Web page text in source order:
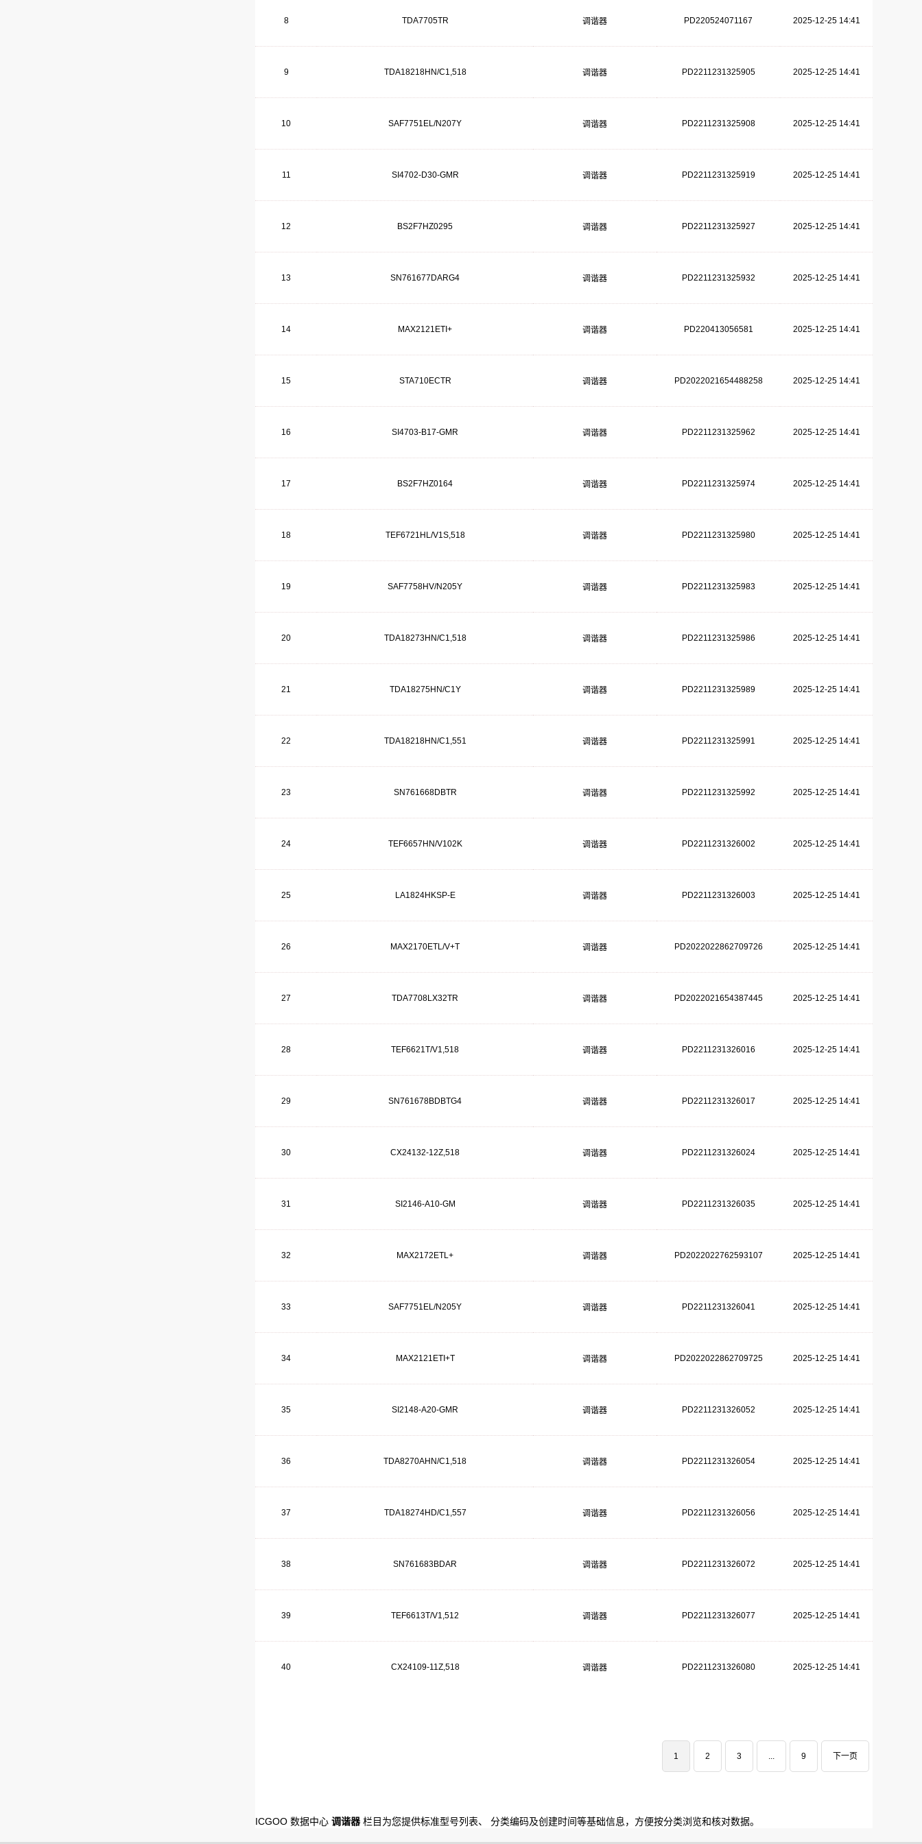
8 TDA7705TR 调谐器 PD220524071167 2025-12-25 14:41
9 TDA18218HN/C1,518 调谐器 PD2211231325905 2025-12-25 14:41
10 SAF7751EL/N207Y 调谐器 PD2211231325908 2025-12-25 14:41
11 SI4702-D30-GMR 调谐器 PD2211231325919 2025-12-25 14:41
12 BS2F7HZ0295 调谐器 PD2211231325927 2025-12-25 14:41
13 SN761677DARG4 调谐器 PD2211231325932 2025-12-25 14:41
14 MAX2121ETI+ 调谐器 PD220413056581 2025-12-25 14:41
15 STA710ECTR 调谐器 PD2022021654488258 2025-12-25 14:41
16 SI4703-B17-GMR 调谐器 PD2211231325962 2025-12-25 14:41
17 BS2F7HZ0164 调谐器 PD2211231325974 2025-12-25 14:41
18 TEF6721HL/V1S,518 调谐器 PD2211231325980 2025-12-25 14:41
19 SAF7758HV/N205Y 调谐器 PD2211231325983 2025-12-25 14:41
20 TDA18273HN/C1,518 调谐器 PD2211231325986 2025-12-25 14:41
21 TDA18275HN/C1Y 调谐器 PD2211231325989 2025-12-25 14:41
22 TDA18218HN/C1,551 调谐器 PD2211231325991 2025-12-25 14:41
23 SN761668DBTR 调谐器 PD2211231325992 2025-12-25 14:41
24 TEF6657HN/V102K 调谐器 PD2211231326002 2025-12-25 14:41
25 LA1824HKSP-E 调谐器 PD2211231326003 2025-12-25 14:41
26 MAX2170ETL/V+T 调谐器 PD2022022862709726 2025-12-25 14:41
27 TDA7708LX32TR 调谐器 PD2022021654387445 2025-12-25 14:41
28 TEF6621T/V1,518 调谐器 PD2211231326016 2025-12-25 14:41
29 SN761678BDBTG4 调谐器 PD2211231326017 2025-12-25 14:41
30 CX24132-12Z,518 调谐器 PD2211231326024 2025-12-25 14:41
31 SI2146-A10-GM 调谐器 PD2211231326035 2025-12-25 14:41
32 MAX2172ETL+ 调谐器 PD2022022762593107 2025-12-25 14:41
33 SAF7751EL/N205Y 调谐器 PD2211231326041 2025-12-25 14:41
34 MAX2121ETI+T 调谐器 PD2022022862709725 2025-12-25 14:41
35 SI2148-A20-GMR 调谐器 PD2211231326052 2025-12-25 14:41
36 TDA8270AHN/C1,518 调谐器 PD2211231326054 2025-12-25 14:41
37 TDA18274HD/C1,557 调谐器 PD2211231326056 2025-12-25 14:41
38 SN761683BDAR 调谐器 PD2211231326072 2025-12-25 14:41
39 TEF6613T/V1,512 调谐器 PD2211231326077 2025-12-25 14:41
40 CX24109-11Z,518 调谐器 PD2211231326080 2025-12-25 14:41
1 2 3 ... 9 下一页
ICGOO 数据中心 调谐器栏目为您提供标准型号列表、 分类编码及创建时间等基础信息，方便按分类浏览和核对数据。